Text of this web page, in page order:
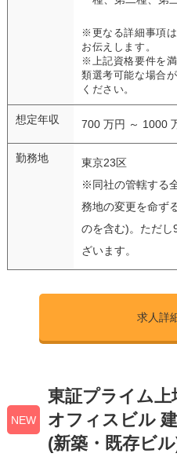
※更なる詳細事項
お伝えします。
※上記資格要件を
類選考可能な場合
ください。
想定年収 700 万円 ～ 1000
勤務地
東京23区
※同社の管轄する
務地の変更を命ず
のを含む)。ただ
ざいます。
求人詳
NEW
東証プライム
オフィスビル
(新築・既存ビ